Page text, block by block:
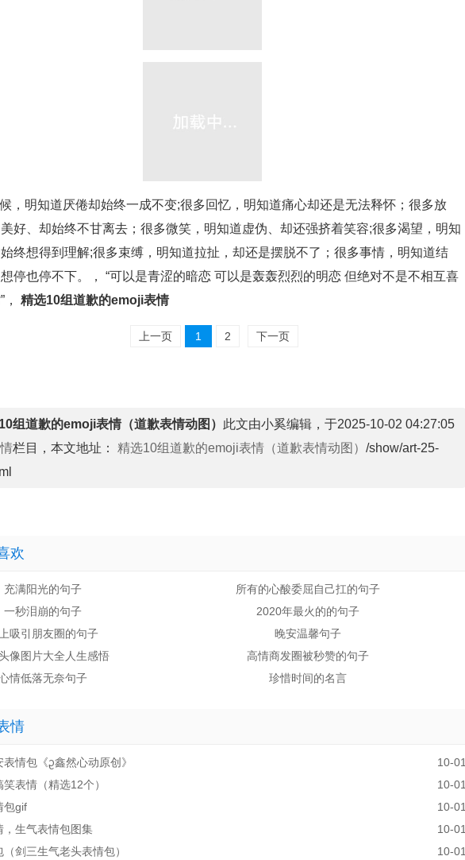
，明知道厌倦却始终一成不变;很多回忆，明知道痛心却还是无法释怀；很多放
好、却始终不甘离去；很多微笑，明知道虚伪、却还强挤着笑容;很多渴望，明知
终想得到理解;很多束缚，明知道拉扯，却还是摆脱不了；很多事情，明知道结
停也停不下。， “可以是青涩的暗恋 可以是轰轰烈烈的明恋 但绝对不是不相互喜
， 精选10组道歉的emoji表情
上一页 1 2 下一页
组道歉的emoji表情（道歉表情动图） 此文由小奚编辑，于2025-10-02 04:27:05
栏目，本文地址： 精选10组道歉的emoji表情（道歉表情动图） /show/art-25-
欢
充满阳光的句子
所有的心酸委屈自己扛的句子
一秒泪崩的句子
2020年最火的的句子
吸引朋友圈的句子
晚安温馨句子
像图片大全人生感悟
高情商发圈被秒赞的句子
情低落无奈句子
珍惜时间的名言
情
情包《ᦳ鑫然心动原创》
10-01
表情（精选12个）
10-01
包gif
10-01
，生气表情包图集
10-01
剑三生气老头表情包）
10-01